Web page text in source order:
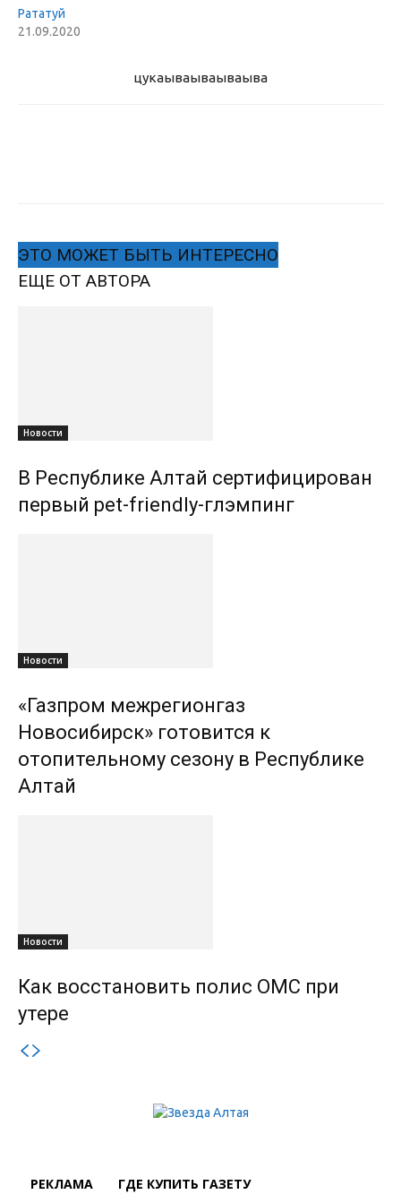
Рататуй
21.09.2020
цукаываываываыва
ЭТО МОЖЕТ БЫТЬ ИНТЕРЕСНО
ЕЩЕ ОТ АВТОРА
Новости
В Республике Алтай сертифицирован
первый pet-friendly-глэмпинг
Новости
«Газпром межрегионгаз
Новосибирск» готовится к
отопительному сезону в Республике
Алтай
Новости
Как восстановить полис ОМС при
утере
РЕКЛАМА ГДЕ КУПИТЬ ГАЗЕТУ